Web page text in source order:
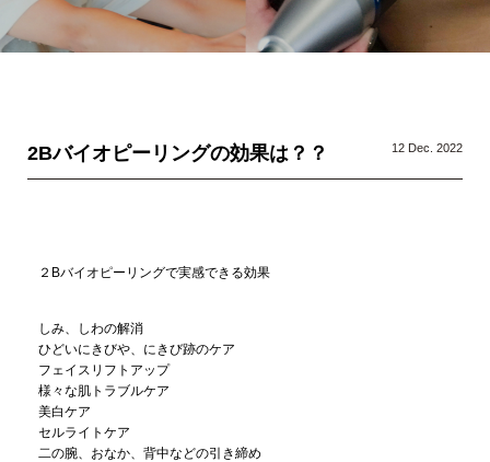
2Bバイオピーリングの効果は？？ 12 Dec. 2022
２Bバイオピーリングで実感できる効果
しみ、しわの解消
ひどいにきびや、にきび跡のケア
フェイスリフトアップ
様々な肌トラブルケア
美白ケア
セルライトケア
二の腕、おなか、背中などの引き締め